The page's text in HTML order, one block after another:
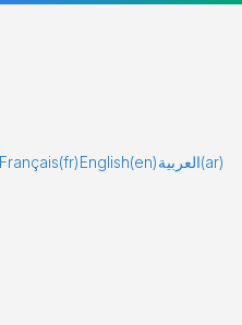
Français(fr) English(en)العربية(ar)